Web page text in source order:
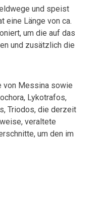
und speist
eine Länge von ca.
um die auf das
und zusätzlich die
von Messina sowie
Lykotrafos,
Triodos, die derzeit
veraltete
um den im